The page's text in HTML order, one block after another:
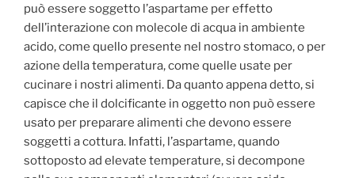
può essere soggetto l’aspartame per effetto
dell’interazione con molecole di acqua in ambiente
acido, come quello presente nel nostro stomaco, o per
azione della temperatura, come quelle usate per
cucinare i nostri alimenti. Da quanto appena detto, si
capisce che il dolcificante in oggetto non può essere
usato per preparare alimenti che devono essere
soggetti a cottura. Infatti, l’aspartame, quando
sottoposto ad elevate temperature, si decompone